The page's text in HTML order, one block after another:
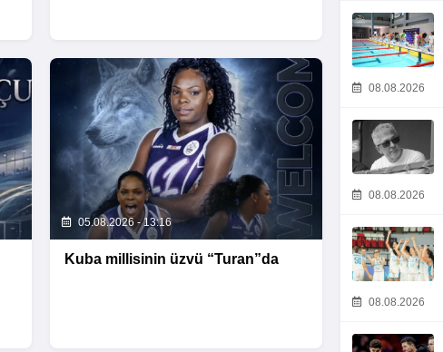
05.08.2026 - 13:16
Kuba millisinin üzvü “Turan”da
08.08.2026
08.08.2026
08.08.2026